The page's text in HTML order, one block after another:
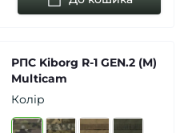
РПС Kiborg R-1 GEN.2 (M)
Multicam
Колір